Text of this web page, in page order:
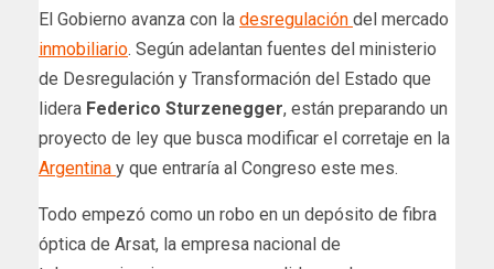
El Gobierno avanza con la desregulación del mercado
inmobiliario. Según adelantan fuentes del ministerio
de Desregulación y Transformación del Estado que
lidera Federico Sturzenegger, están preparando un
proyecto de ley que busca modificar el corretaje en la
Argentina y que entraría al Congreso este mes.
Todo empezó como un robo en un depósito de fibra
óptica de Arsat, la empresa nacional de